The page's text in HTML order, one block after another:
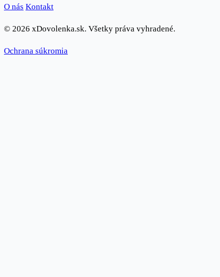
O nás Kontakt
© 2026 xDovolenka.sk. Všetky práva vyhradené.
Ochrana súkromia